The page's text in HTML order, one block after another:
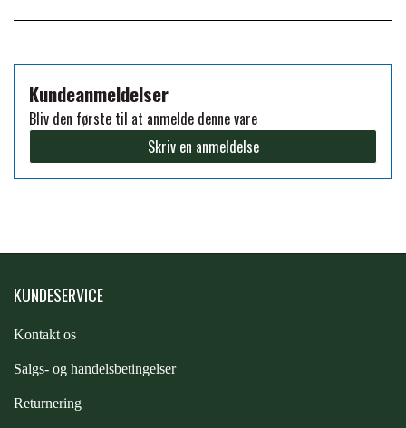
PREMIER EQUINE SADEL TILBEHØR
PREMIER EQUINE SADELUNDERLAG
PREMIER EQUINE BENBESKYTTELSE
BESKYTTELSE
FORAN EQUINE
HAPPY MOUTH
Kundeanmeldelser
Bliv den første til at anmelde denne vare
Skriv en anmeldelse
KUNDESERVICE
Kontakt os
Salgs- og handelsbetingelser
Returnering